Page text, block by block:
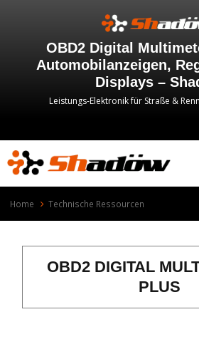
OBD2 Digital
Automobilanzeigen,
Displays –
Leistungs-Elektronik für Straße &
Home Technische Ressourcen
OBD2 DIGITAL
PLUS